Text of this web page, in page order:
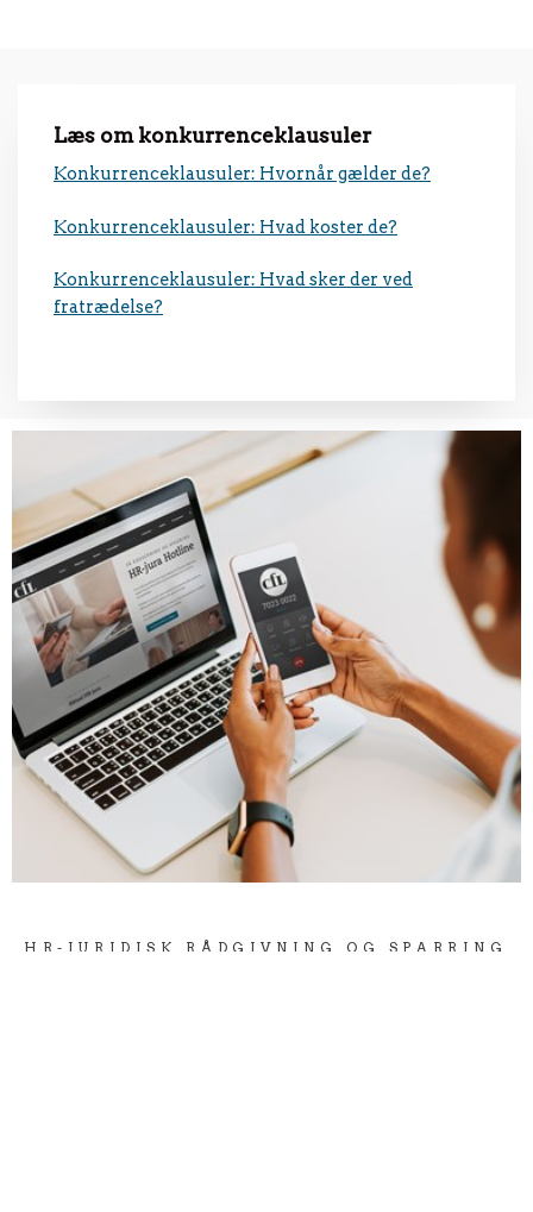
Læs om konkurrenceklausuler
Konkurrenceklausuler: Hvornår gælder de?
Konkurrenceklausuler: Hvad koster de?
Konkurrenceklausuler: Hvad sker der ved
fratrædelse?
HR-JURIDISK RÅDGIVNING OG SPARRING